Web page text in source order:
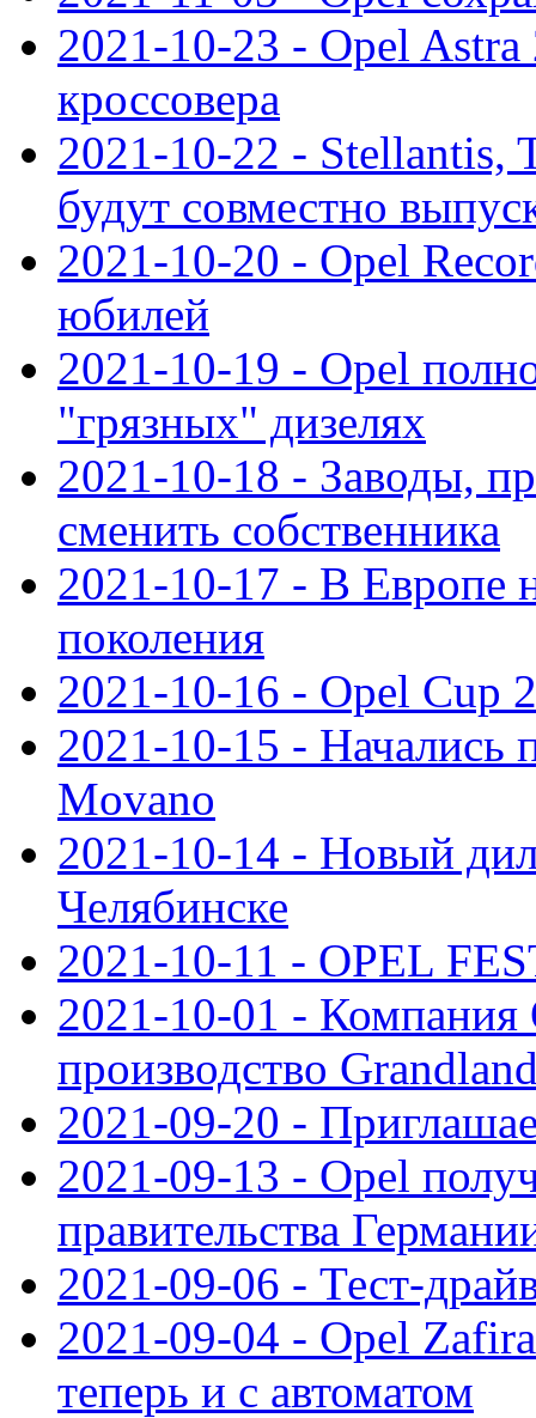
2021-10-23 - Opel Astra
кроссовера
2021-10-22 - Stellantis,
будут совместно
2021-10-20 - Opel
юбилей
2021-10-19 - Opel
"грязных" дизелях
2021-10-18 - Заводы,
сменить собственника
2021-10-17 - В Европе
поколения
2021-10-16 - Opel Cup
2021-10-15 - Начались
Movano
2021-10-14 - Новый
Челябинске
2021-10-11 - OPEL
2021-10-01 - Компания
производство
2021-09-20 -
2021-09-13 - Opel
правительства
2021-09-06 - Тест-
2021-09-04 - Opel
теперь и с автоматом